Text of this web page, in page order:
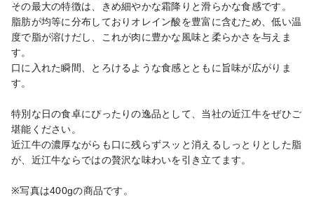
その最大の特徴は、きめ細やかな霜降りと滑らかな食感です。
脂肪が均等に分布しておりオレイン酸を豊富に含むため、低い温
度で脂が溶けだし、これが肉に豊かな風味と柔らかさを与えま
す。
口に入れた瞬間、とろけるような食感とともに旨味が広がりま
す。
特別な日の食卓にぴったりの逸品として、当社の近江牛をぜひご
堪能ください。
近江牛の濃厚ながらも口に残らずスッと消えるしっとりとした脂
が、近江牛ならではの贅沢な味わいを引き立てます。
※写真は400gの商品です。